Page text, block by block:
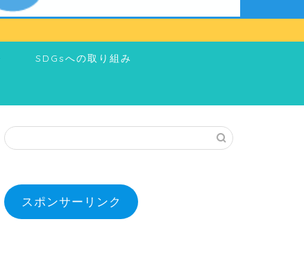
SDGsへの取り組み
スポンサーリンク